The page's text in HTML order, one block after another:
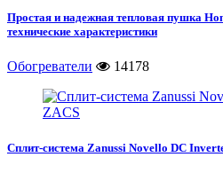
Простая и надежная тепловая пушка
технические характеристики
Обогреватели 14178
Сплит-система Zanussi Novello DC